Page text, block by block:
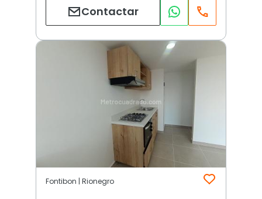
Contactar
Fontibon | Rionegro